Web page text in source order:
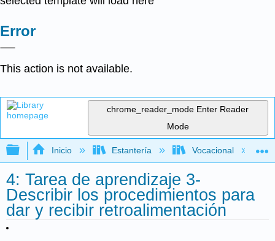
Error
This action is not available.
chrome_reader_mode Enter Reader
Mode
Expandir/contraer jerarquía global
Inicio Estantería Vocacional
4: Tarea de aprendizaje 3-
Describir los procedimientos para
dar y recibir retroalimentación